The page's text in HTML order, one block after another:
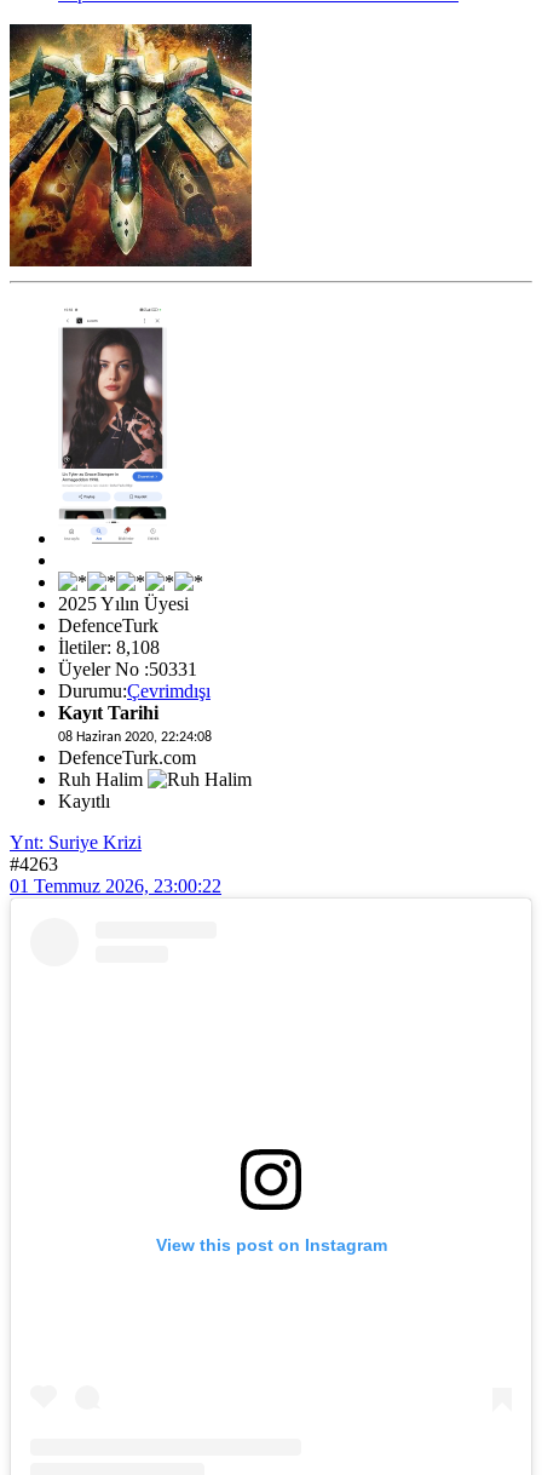
2025 Yılın Üyesi
DefenceTurk
İletiler: 8,108
Üyeler No :50331
Durumu:Çevrimdışı
Kayıt Tarihi
08 Haziran 2020, 22:24:08
DefenceTurk.com
Ruh Halim
Kayıtlı
Ynt: Suriye Krizi
#4263
01 Temmuz 2026, 23:00:22
View this post on Instagram